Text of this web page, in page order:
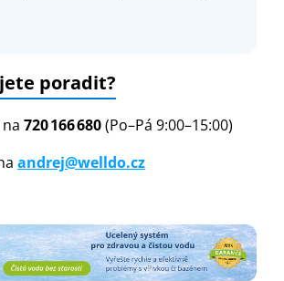
poradit?
720 166 680(Po–Pá 9:00–15:00)
andrej@welldo.cz